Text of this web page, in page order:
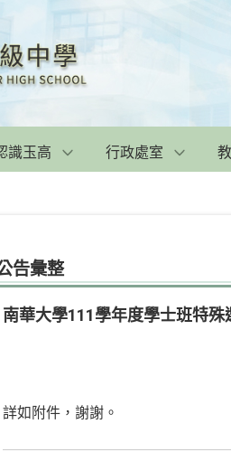
識玉高 行政處室
告彙整
南華大學111學年度學士班特殊
詳如附件，謝謝。